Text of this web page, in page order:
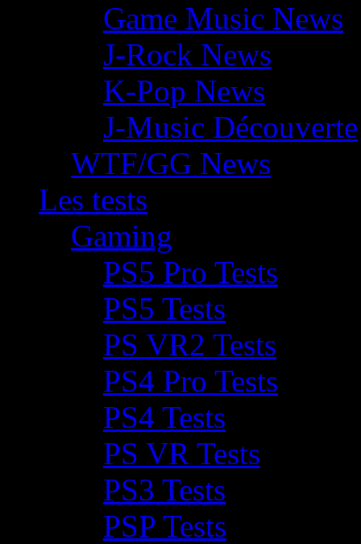
Game Music News
J-Rock News
K-Pop News
J-Music Découverte
WTF/GG News
Les tests
Gaming
PS5 Pro Tests
PS5 Tests
PS VR2 Tests
PS4 Pro Tests
PS4 Tests
PS VR Tests
PS3 Tests
PSP Tests